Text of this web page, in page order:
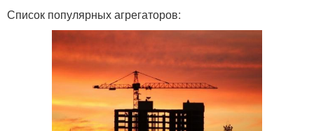
Список популярных агрегаторов: